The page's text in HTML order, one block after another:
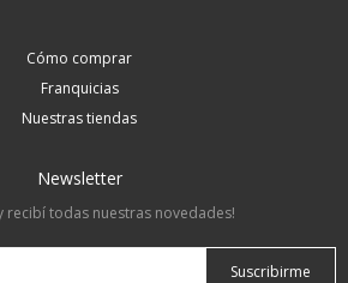
Cómo comprar
Franquicias
Nuestras tiendas
Newsletter
recibí todas nuestras novedades!
Suscribirme